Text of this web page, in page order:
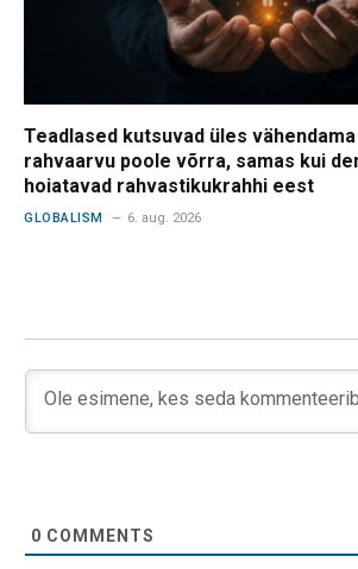
Teadlased kutsuvad üles
rahvaarvu poole võrra, samas kui
hoiatavad rahvastikukrahhi eest
GLOBALISM 6. aug. 2026
0 COMMENTS